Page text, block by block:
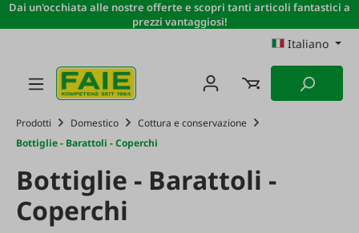
Passa al contenuto principale
Dai un'occhiata alle nostre offerte e scopri tanti articoli fantastici a
prezzi vantaggiosi!
Italiano
Prodotti Domestico
Cottura e conservazione
Bottiglie - Barattoli - Coperchi
Bottiglie - Barattoli -
Coperchi